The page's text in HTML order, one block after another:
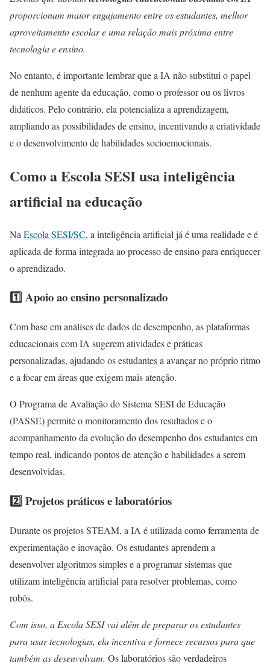
proporcionam maior engajamento entre os estudantes, melhor
aproveitamento escolar e uma relação mais próxima entre
tecnologia e ensino.
No entanto, é importante lembrar que a IA não substitui o papel
de nenhum agente da educação, como o professor ou os livros
didáticos. Pelo contrário, ela potencializa a aprendizagem,
ampliando as possibilidades de ensino, incentivando a criatividade
e o desenvolvimento de habilidades socioemocionais.
Como a Escola SESI usa inteligência
artificial na educação
Na Escola SESI/SC, a inteligência artificial já é uma realidade e é
aplicada de forma integrada ao processo de ensino para enriquecer
o aprendizado.
1️⃣ Apoio ao ensino personalizado
Com base em análises de dados de desempenho, as plataformas
educacionais com IA sugerem atividades e práticas
personalizadas, ajudando os estudantes a avançar no próprio ritmo
e a focar em áreas que exigem mais atenção.
O Programa de Avaliação do Sistema SESI de Educação
(PASSE) permite o monitoramento dos resultados e o
acompanhamento da evolução do desempenho dos estudantes em
tempo real, indicando pontos de atenção e habilidades a serem
desenvolvidas.
2️⃣ Projetos práticos e laboratórios
Durante os projetos STEAM, a IA é utilizada como ferramenta de
experimentação e inovação. Os estudantes aprendem a
desenvolver algoritmos simples e a programar sistemas que
utilizam inteligência artificial para resolver problemas, como
robôs.
Com isso, a Escola SESI vai além de preparar os estudantes
para usar tecnologias, ela incentiva e fornece recursos para que
também as desenvolvam. Os laboratórios são verdadeiros